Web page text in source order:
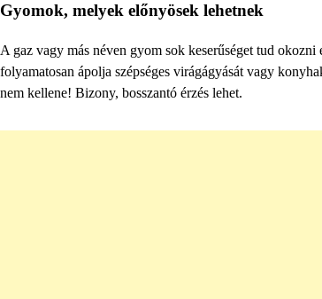
Gyomok, melyek előnyösek lehetnek
A gaz vagy más néven gyom sok keserűséget tud
folyamatosan ápolja szépséges virágágyását vagy
nem kellene! Bizony, bosszantó érzés lehet.